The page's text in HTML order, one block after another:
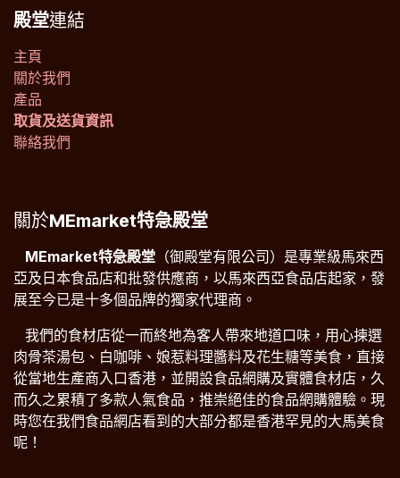
殿堂連結
主頁
關於我們
產品
取貨及送貨資訊
聯絡我們
關於MEmarket特急殿堂
​​MEmarket特急殿堂 （御殿堂有限公司）是專業級馬來西
亞及日本食品店和批發供應商，以馬來西亞食品店起家，發
展至今已是十多個品牌的獨家代理商。
​我們的食材店從一而終地為客人帶來地道口味，用心揀選
肉骨茶湯包、白咖啡、娘惹料理醬料及花生糖等美食，直接
從當地生產商入口香港，並開設食品網購及實體食材店，久
而久之累積了多款人氣食品，推崇絕佳的食品網購體驗。現
時您在我們食品網店看到的大部分都是香港罕見的大馬美食
呢！